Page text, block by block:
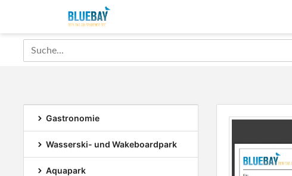
Gastronomie
Wasserski- und Wakeboardpark
Aquapark